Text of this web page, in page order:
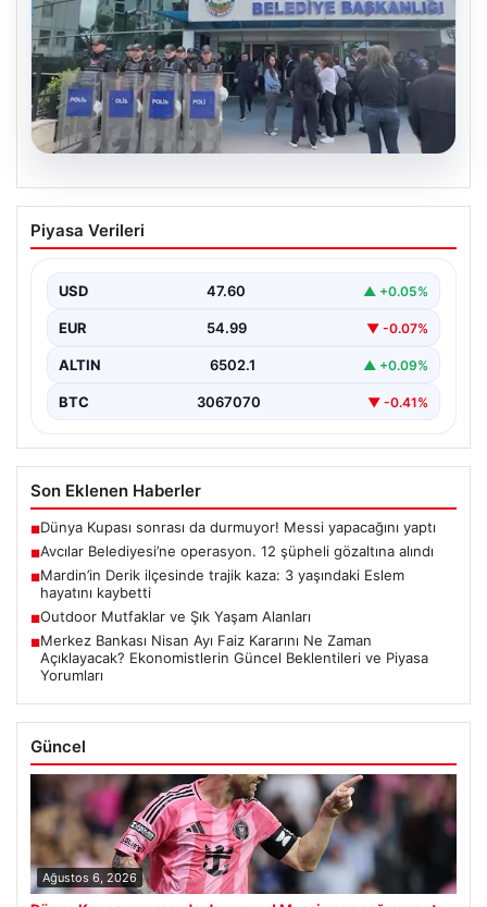
05.08.2026
Avcılar Belediyesi’ne operasyon. 12
şüpheli gözaltına alındı
Piyasa Verileri
USD 47.60 ▲ +0.05%
EUR 54.99 ▼ -0.07%
ALTIN 6502.1 ▲ +0.09%
BTC 3067070 ▼ -0.41%
Son Eklenen Haberler
■Dünya Kupası sonrası da durmuyor! Messi yapacağını yaptı
■Avcılar Belediyesi’ne operasyon. 12 şüpheli gözaltına alındı
■Mardin’in Derik ilçesinde trajik kaza: 3 yaşındaki Eslem
hayatını kaybetti
■Outdoor Mutfaklar ve Şık Yaşam Alanları
■Merkez Bankası Nisan Ayı Faiz Kararını Ne Zaman
Açıklayacak? Ekonomistlerin Güncel Beklentileri ve Piyasa
Yorumları
Güncel
Ağustos 6, 2026